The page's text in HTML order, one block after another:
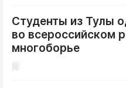
Тульский бренд
Тула
ДоброЦентр
Студенты из Тулы
во всероссийском
многоборье